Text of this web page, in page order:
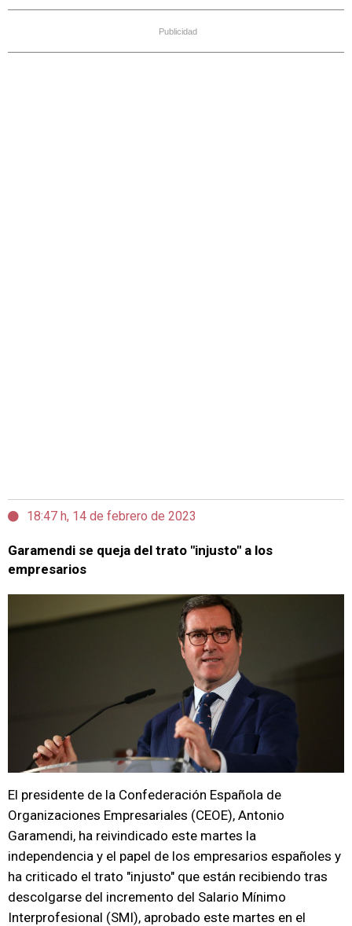
Publicidad
18:47 h, 14 de febrero de 2023
Garamendi se queja del trato "injusto" a los
empresarios
El presidente de la Confederación Española de
Organizaciones Empresariales (CEOE), Antonio
Garamendi, ha reivindicado este martes la
independencia y el papel de los empresarios españoles y
ha criticado el trato "injusto" que están recibiendo tras
descolgarse del incremento del Salario Mínimo
Interprofesional (SMI), aprobado este martes en el